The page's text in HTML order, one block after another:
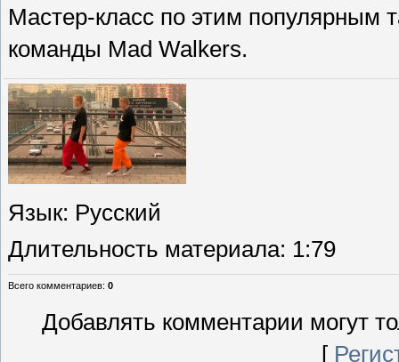
Мастер-класс по этим
команды Mad Walkers.
Язык: Русский
Длительность материала: 1:79
Всего комментариев: 0
Добавлять комментарии могут
[